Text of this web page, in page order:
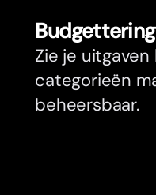
Zie je
categorieën
beheersbaar.